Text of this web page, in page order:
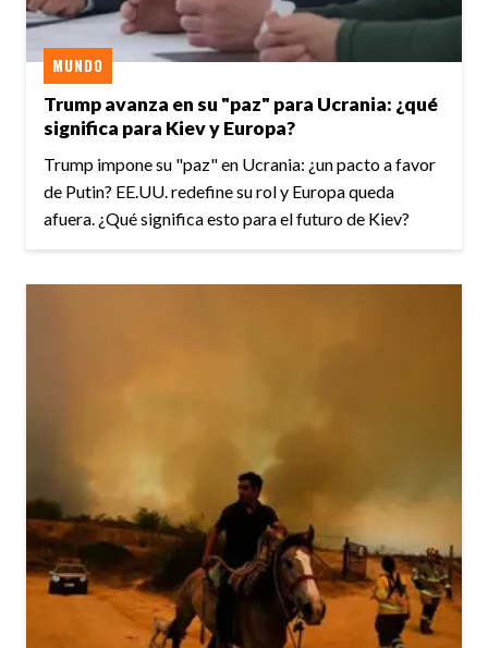
Trump avanza en su "paz" para Ucrania: ¿qué
significa para Kiev y Europa?
MUNDO
Trump impone su "paz" en Ucrania: ¿un pacto a favor
de Putin? EE.UU. redefine su rol y Europa queda
afuera. ¿Qué significa esto para el futuro de Kiev?